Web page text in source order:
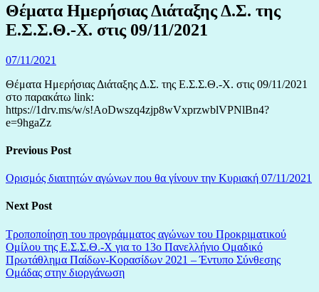
Θέματα Ημερήσιας Διάταξης Δ.Σ. της
Ε.Σ.Σ.Θ.-Χ. στις 09/11/2021
07/11/2021
Θέματα Ημερήσιας Διάταξης Δ.Σ. της Ε.Σ.Σ.Θ.-Χ. στις 09/11/2021
στο παρακάτω link:
https://1drv.ms/w/s!AoDwszq4zjp8wVxprzwblVPNlBn4?
e=9hgaZz
Previous Post
Ορισμός διαιτητών αγώνων που θα γίνουν την Κυριακή 07/11/2021
Next Post
Τροποποίηση του προγράμματος αγώνων του Προκριματικού
Ομίλου της Ε.Σ.Σ.Θ.-Χ για το 13ο Πανελλήνιο Ομαδικό
Πρωτάθλημα Παίδων-Κορασίδων 2021 – Έντυπο Σύνθεσης
Ομάδας στην διοργάνωση